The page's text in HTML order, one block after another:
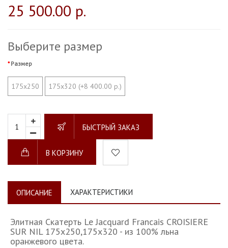
25 500.00 р.
Выберите размер
Размер
175x250 175x320 (+8 400.00 р.)
БЫСТРЫЙ ЗАКАЗ
В КОРЗИНУ
ОПИСАНИЕ ХАРАКТЕРИСТИКИ
Элитная Скатерть Le Jacquard Francais CROISIERE
SUR NIL 175х250,175х320 - из 100% льна
оранжевого цвета.